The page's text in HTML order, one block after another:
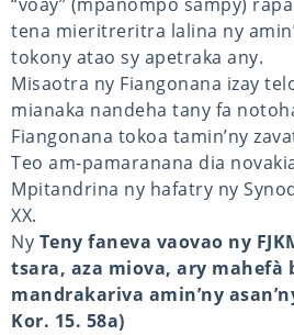
tena mieritreritra lalina ny
tokony atao sy apetraka any.
Misaotra ny Fiangonana izay
mianaka nandeha tany fa
Fiangonana tokoa tamin’ny
Teo am-pamaranana dia
Mpitandrina ny hafatry ny
XX.
Ny Teny faneva vaovao ny
tsara, aza miova, ary mahefà
mandrakariva amin’ny
Kor. 15. 58a)